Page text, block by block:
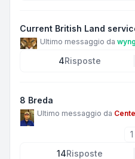
Current British Land
Ultimo messaggio da
4Risposte
8 Breda
Ultimo messaggio da
1
14Risposte